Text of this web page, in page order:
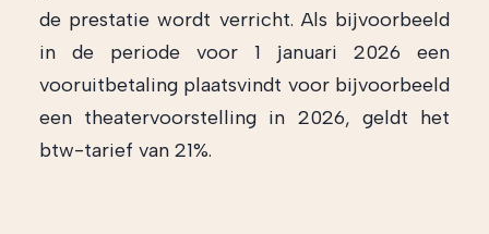
de prestatie wordt verricht. Als bijvoorbeeld
in de periode voor 1 januari 2026 een
vooruitbetaling plaatsvindt voor bijvoorbeeld
een theatervoorstelling in 2026, geldt het
btw-tarief van 21%.